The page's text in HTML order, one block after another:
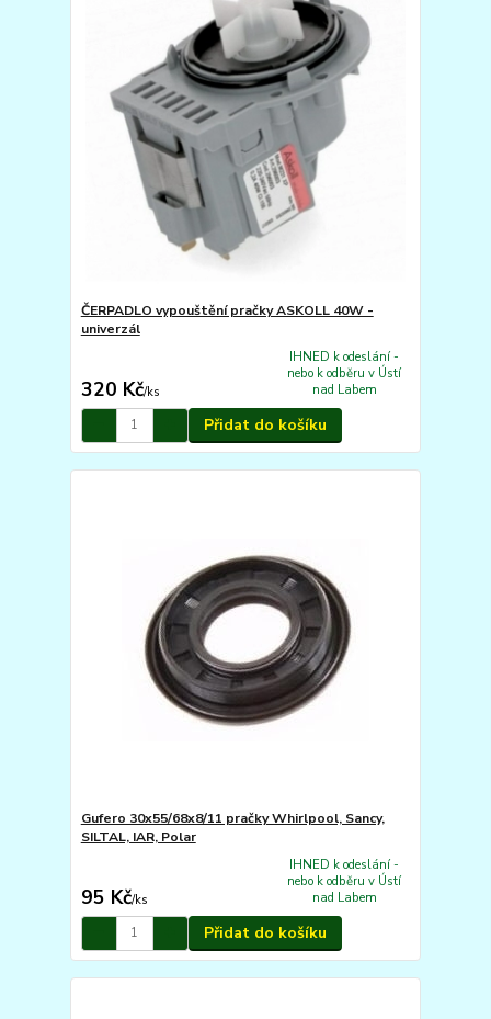
ČERPADLO vypouštění pračky ASKOLL 40W -
univerzál
320 Kč/ks
IHNED k odeslání -
nebo k odběru v Ústí
nad Labem
Přidat do košíku
Gufero 30x55/68x8/11 pračky Whirlpool, Sancy,
SILTAL, IAR, Polar
95 Kč/ks
IHNED k odeslání -
nebo k odběru v Ústí
nad Labem
Přidat do košíku